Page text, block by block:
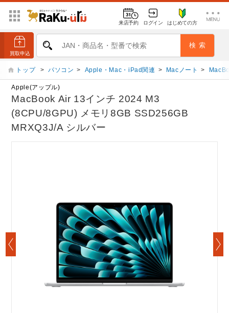
来店予約 ログイン はじめての方
トップ > パソコン > Apple・Mac・iPad関連 > Macノート >
Apple(アップル)
MacBook Air 13インチ 2024 M3
(8CPU/8GPU) メモリ8GB SSD256GB
MRXQ3J/A シルバー